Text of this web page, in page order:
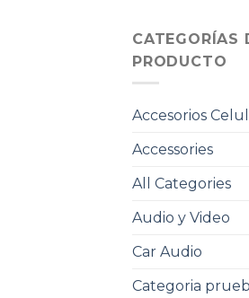
CATEGORÍAS
PRODUCTO
Accesorios
Accessories
All Categories
Audio y Video
Car Audio
Categoria